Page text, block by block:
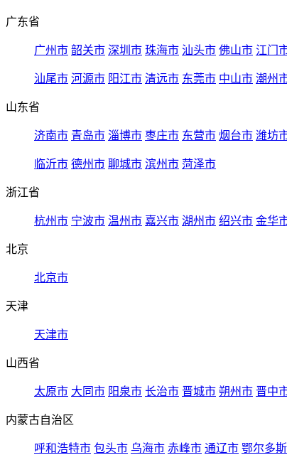
广东省
广州市 韶关市 深圳市 珠海市 汕头市 佛山市 江门
汕尾市 河源市 阳江市 清远市 东莞市 中山市 潮州
山东省
济南市 青岛市 淄博市 枣庄市 东营市 烟台市 潍坊
临沂市 德州市 聊城市 滨州市 菏泽市
浙江省
杭州市 宁波市 温州市 嘉兴市 湖州市 绍兴市 金华
北京
北京市
天津
天津市
山西省
太原市 大同市 阳泉市 长治市 晋城市 朔州市 晋中
内蒙古自治区
呼和浩特市 包头市 乌海市 赤峰市 通辽市 鄂尔多